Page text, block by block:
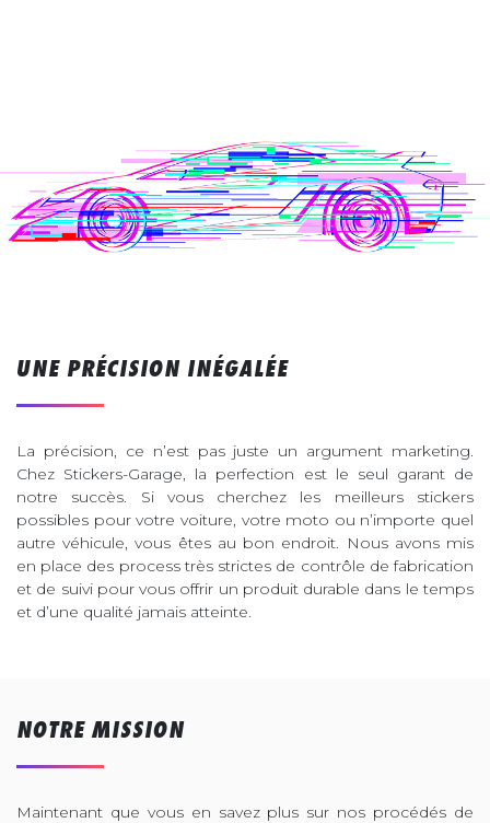
UNE PRÉCISION INÉGALÉE
La précision, ce n’est pas juste un argument marketing.
Chez Stickers-Garage, la perfection est le seul garant de
notre succès. Si vous cherchez les meilleurs stickers
possibles pour votre voiture, votre moto ou n’importe quel
autre véhicule, vous êtes au bon endroit. Nous avons mis
en place des process très strictes de contrôle de fabrication
et de suivi pour vous offrir un produit durable dans le temps
et d’une qualité jamais atteinte.
NOTRE MISSION
Maintenant que vous en savez plus sur nos procédés de